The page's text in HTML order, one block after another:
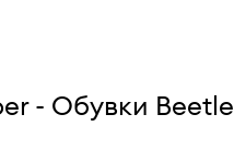
- Обувки Beetle